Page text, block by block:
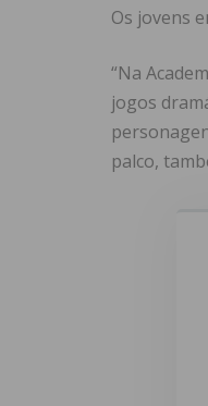
Os jovens
“Na
jogos
palco,